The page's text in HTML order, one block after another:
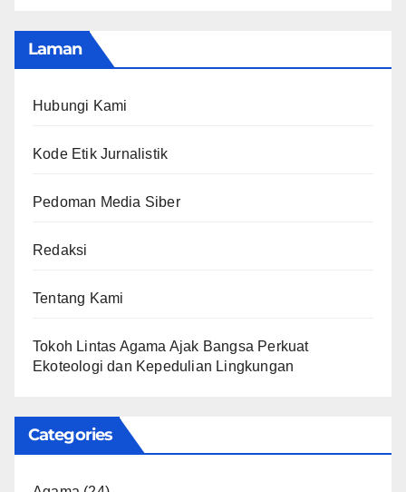
Laman
Hubungi Kami
Kode Etik Jurnalistik
Pedoman Media Siber
Redaksi
Tentang Kami
Tokoh Lintas Agama Ajak Bangsa Perkuat
Ekoteologi dan Kepedulian Lingkungan
Categories